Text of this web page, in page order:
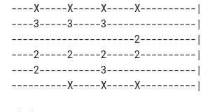
----X-----X-----X-----X----------|
----3-----3-----3----------------|
----------------------2----------|
----2-----2-----2-----2----------|
----2-----------3----------------|